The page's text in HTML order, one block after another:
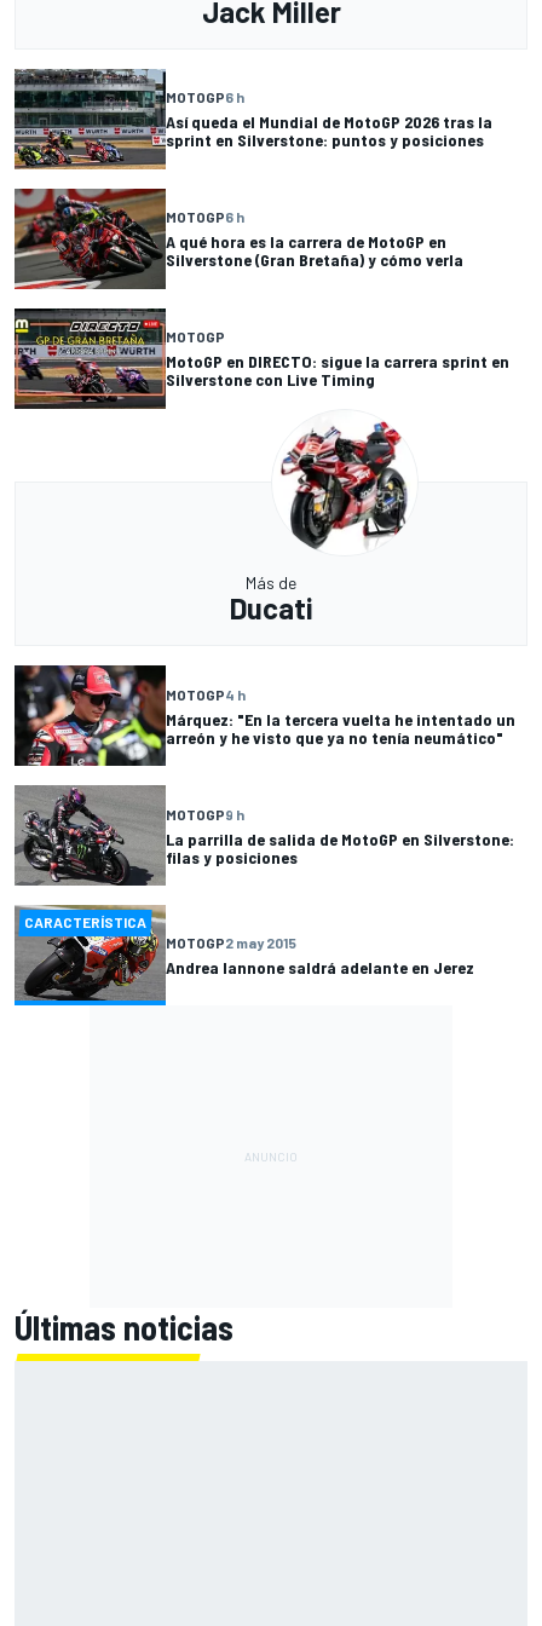
Jack Miller
MOTOGP6 h
Así queda el Mundial de MotoGP 2026 tras la
sprint en Silverstone: puntos y posiciones
MOTOGP6 h
A qué hora es la carrera de MotoGP en
Silverstone (Gran Bretaña) y cómo verla
MOTOGP
MotoGP en DIRECTO: sigue la carrera sprint en
Silverstone con Live Timing
Más de
Ducati
MOTOGP4 h
Márquez: "En la tercera vuelta he intentado un
arreón y he visto que ya no tenía neumático"
MOTOGP9 h
La parrilla de salida de MotoGP en Silverstone:
filas y posiciones
CARACTERÍSTICA
MOTOGP2 may 2015
Andrea Iannone saldrá adelante en Jerez
Últimas noticias